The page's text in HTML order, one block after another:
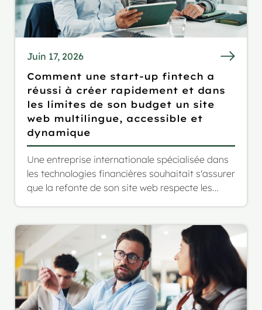
Juin 17, 2026
Comment une start-up fintech a
réussi à créer rapidement et dans
les limites de son budget un site
web multilingue, accessible et
dynamique
Une entreprise internationale spécialisée dans
les technologies financières souhaitait s'assurer
que la refonte de son site web respecte les